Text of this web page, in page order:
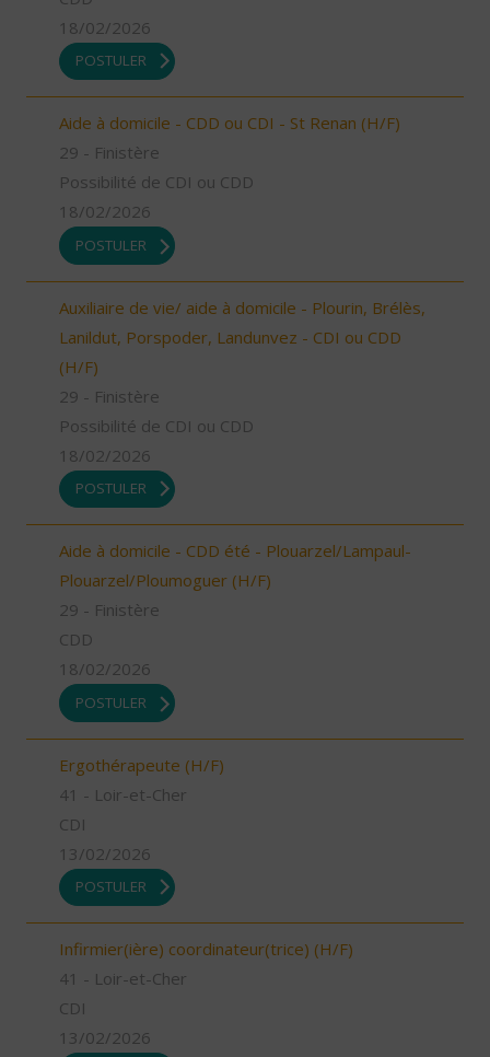
18/02/2026
POSTULER
Aide à domicile - CDD ou CDI - St Renan (H/F)
29 - Finistère
Possibilité de CDI ou CDD
18/02/2026
POSTULER
Auxiliaire de vie/ aide à domicile - Plourin, Brélès,
Lanildut, Porspoder, Landunvez - CDI ou CDD
(H/F)
29 - Finistère
Possibilité de CDI ou CDD
18/02/2026
POSTULER
Aide à domicile - CDD été - Plouarzel/Lampaul-
Plouarzel/Ploumoguer (H/F)
29 - Finistère
CDD
18/02/2026
POSTULER
Ergothérapeute (H/F)
41 - Loir-et-Cher
CDI
13/02/2026
POSTULER
Infirmier(ière) coordinateur(trice) (H/F)
41 - Loir-et-Cher
CDI
13/02/2026